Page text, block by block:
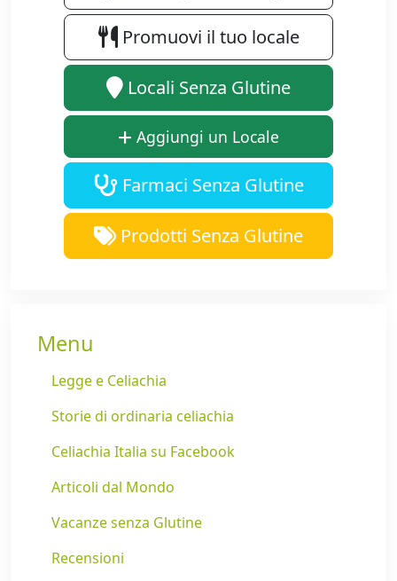
Promuovi il tuo locale
Locali Senza Glutine
Aggiungi un Locale
Farmaci Senza Glutine
Prodotti Senza Glutine
Menu
Legge e Celiachia
Storie di ordinaria celiachia
Celiachia Italia su Facebook
Articoli dal Mondo
Vacanze senza Glutine
Recensioni